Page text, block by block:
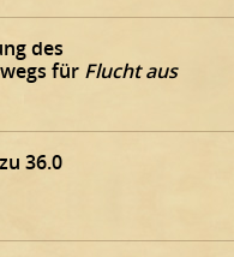
des
für Flucht aus
36.0